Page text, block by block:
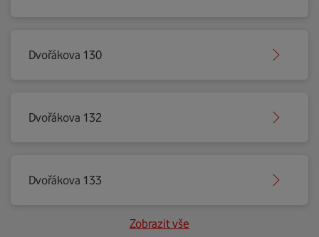
Dvořákova 130
Dvořákova 132
Dvořákova 133
Zobrazit vše